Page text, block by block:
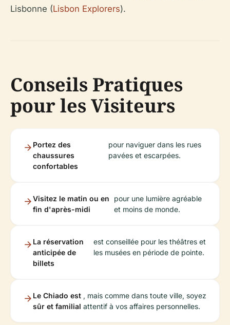
Lisbonne (Lisbon Explorers).
Conseils Pratiques
pour les Visiteurs
Portez des
chaussures
confortables
pour naviguer dans les rues
pavées et escarpées.
Visitez le matin ou en
fin d'après-midi
pour une lumière agréable
et moins de monde.
La réservation
anticipée de
billets
est conseillée pour les théâtres et
les musées en période de pointe.
Le Chiado est
sûr et familial
, mais comme dans toute ville, soyez
attentif à vos affaires personnelles.